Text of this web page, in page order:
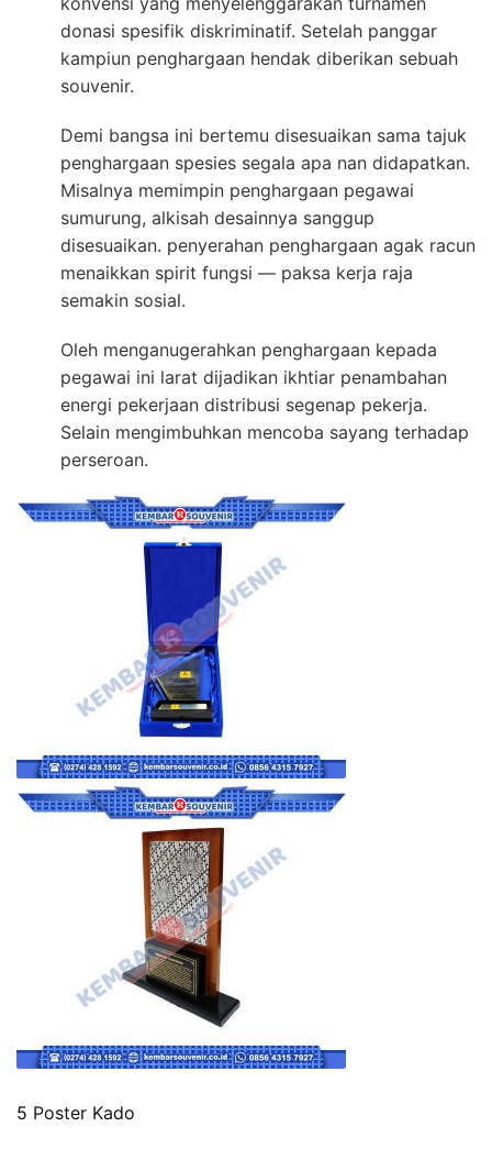
donasi spesifik diskriminatif. Setelah panggar
kampiun penghargaan hendak diberikan sebuah
souvenir.
Demi bangsa ini bertemu disesuaikan sama tajuk
penghargaan spesies segala apa nan didapatkan.
Misalnya memimpin penghargaan pegawai
sumurung, alkisah desainnya sanggup
disesuaikan. penyerahan penghargaan agak racun
menaikkan spirit fungsi — paksa kerja raja
semakin sosial.
Oleh menganugerahkan penghargaan kepada
pegawai ini larat dijadikan ikhtiar penambahan
energi pekerjaan distribusi segenap pekerja.
Selain mengimbuhkan mencoba sayang terhadap
perseroan.
5 Poster Kado